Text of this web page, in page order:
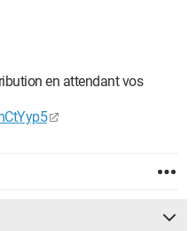
en attendant vos